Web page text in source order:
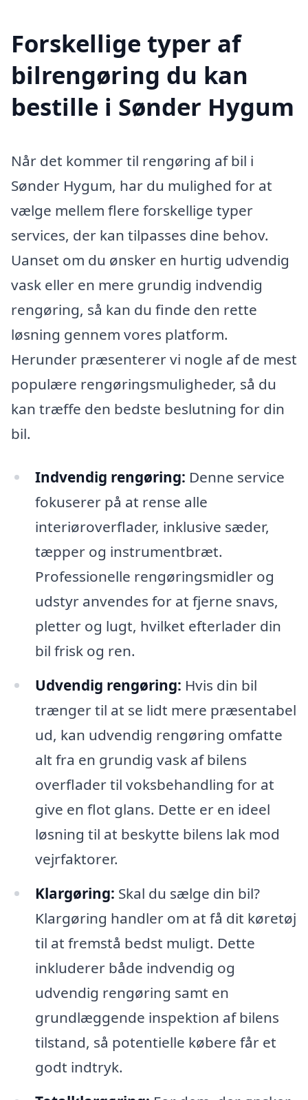
Forskellige typer af
bilrengøring du kan
bestille i Sønder Hygum
Når det kommer til rengøring af bil i
Sønder Hygum, har du mulighed for at
vælge mellem flere forskellige typer
services, der kan tilpasses dine behov.
Uanset om du ønsker en hurtig udvendig
vask eller en mere grundig indvendig
rengøring, så kan du finde den rette
løsning gennem vores platform.
Herunder præsenterer vi nogle af de mest
populære rengøringsmuligheder, så du
kan træffe den bedste beslutning for din
bil.
Indvendig rengøring: Denne service
fokuserer på at rense alle
interiøroverflader, inklusive sæder,
tæpper og instrumentbræt.
Professionelle rengøringsmidler og
udstyr anvendes for at fjerne snavs,
pletter og lugt, hvilket efterlader din
bil frisk og ren.
Udvendig rengøring: Hvis din bil
trænger til at se lidt mere præsentabel
ud, kan udvendig rengøring omfatte
alt fra en grundig vask af bilens
overflader til voksbehandling for at
give en flot glans. Dette er en ideel
løsning til at beskytte bilens lak mod
vejrfaktorer.
Klargøring: Skal du sælge din bil?
Klargøring handler om at få dit køretøj
til at fremstå bedst muligt. Dette
inkluderer både indvendig og
udvendig rengøring samt en
grundlæggende inspektion af bilens
tilstand, så potentielle købere får et
godt indtryk.